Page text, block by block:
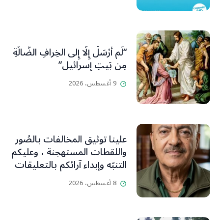
“لَم أُرْسَلْ إِلَّا إِلى الخِرافِ الضَّالَّةِ
مِن بَيتِ إسرائيل”
9 أغسطس، 2026
علينا توثيق المخالفات بالصُور
واللقطات المستهجنة ، وعليكم
التنبّه وإبداء آرائكم بالتعليقات
(جورج صبّاغ)
8 أغسطس، 2026